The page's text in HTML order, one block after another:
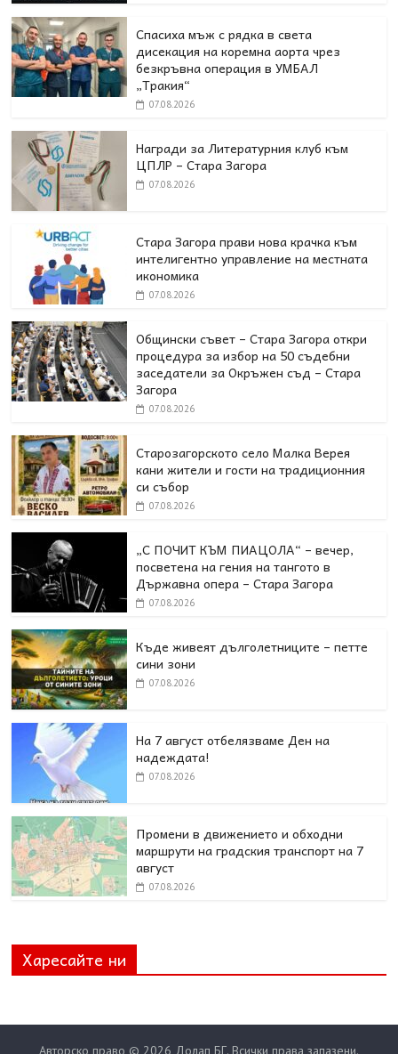
Спасиха мъж с рядка в света
дисекация на коремна аорта чрез
безкръвна операция в УМБАЛ
„Тракия“
07.08.2026
Награди за Литературния клуб към
ЦПЛР – Стара Загора
07.08.2026
Стара Загора прави нова крачка към
интелигентно управление на местната
икономика
07.08.2026
Общински съвет – Стара Загора откри
процедура за избор на 50 съдебни
заседатели за Окръжен съд – Стара
Загора
07.08.2026
Старозагорското село Малка Верея
кани жители и гости на традиционния
си събор
07.08.2026
„С ПОЧИТ КЪМ ПИАЦОЛА“ – вечер,
посветена на гения на тангото в
Държавна опера – Стара Загора
07.08.2026
Къде живеят дълголетниците – петте
сини зони
07.08.2026
На 7 август отбелязваме Ден на
надеждата!
07.08.2026
Промени в движението и обходни
маршрути на градския транспорт на 7
август
07.08.2026
Харесайте ни
Авторско право © 2026 Долап БГ. Всички права запазени.